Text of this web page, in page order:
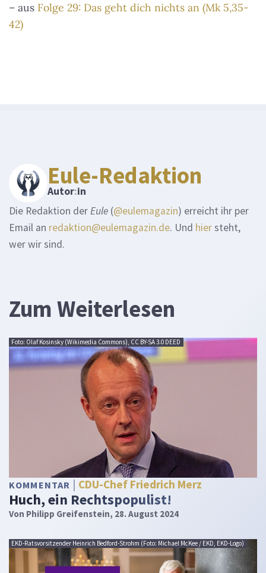
– aus Folge 29: Das geht dich nichts an (Mk 5,35-
42)
Eule-Redaktion
Autor:in
Die Redaktion derEule (@eulemagazin) erreicht ihr per
Email an redaktion@eulemagazin.de. Und hiersteht,
wer wir sind.
Zum Weiterlesen
Foto: Olaf Kosinsky (Wikimedia Commons), CC BY-SA 3.0 DEED
KOMMENTAR CDU-Chef Friedrich Merz
Huch, ein Rechtspopulist!
Von Philipp Greifenstein, 28. August 2024
EKD-Ratsvorsitzender Heinrich Bedford-Strohm (Foto: Michael McKee / EKD, EKD-Logo)